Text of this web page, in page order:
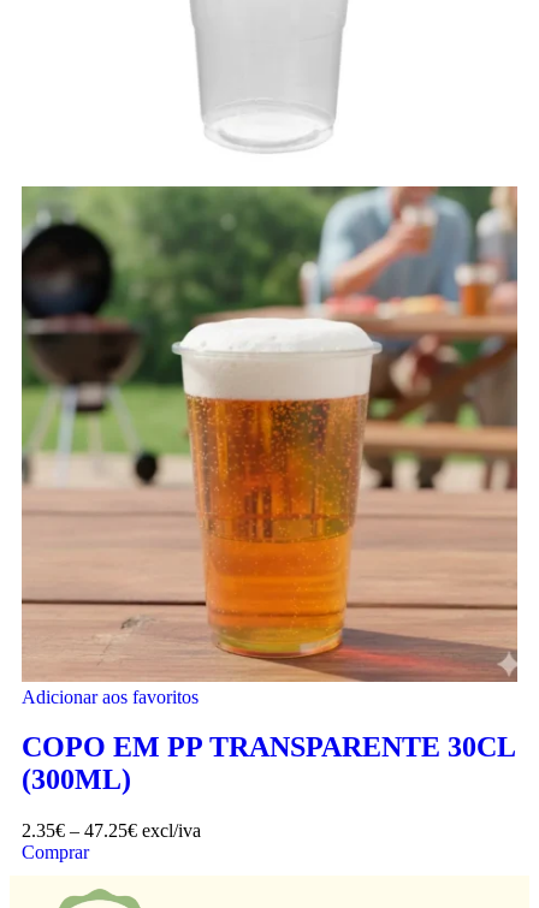
Adicionar aos favoritos
COPO EM PP TRANSPARENTE 30CL
(300ML)
2.35€ – 47.25€ excl/iva
Comprar